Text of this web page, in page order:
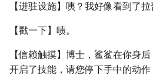
【进驻设施】咦？我好像看到了
【戳一下】啧。
【信赖触摸】博士，鲨鲨在你身
开启了技能，请您停下手中的动